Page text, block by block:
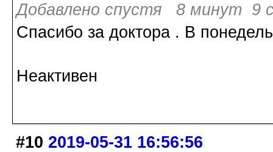
Добавлено спустя 8 минут 9
Спасибо за доктора . В
Неактивен
#10 2019-05-31 16:56:56